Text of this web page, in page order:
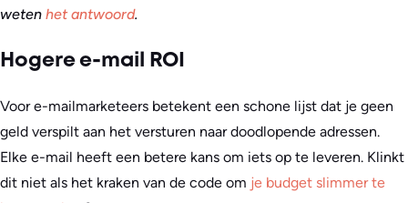
weten het antwoord.
Hogere e-mail ROI
Voor e-mailmarketeers betekent een schone lijst dat je geen
geld verspilt aan het versturen naar doodlopende adressen.
Elke e-mail heeft een betere kans om iets op te leveren. Klinkt
dit niet als het kraken van de code om je budget slimmer te